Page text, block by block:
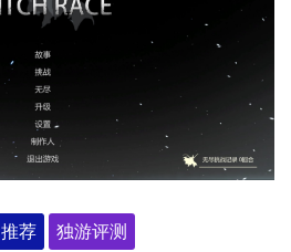
推荐 独游评测